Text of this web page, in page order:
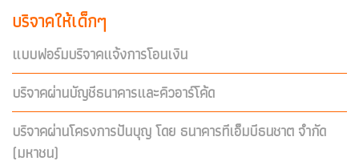
บริจาคให้เด็กๆ
แบบฟอร์มบริจาคแจ้งการโอนเงิน
บริจาคผ่านบัญชีธนาคารและคิวอาร์โค้ด
บริจาคผ่านโครงการปันบุญ โดย ธนาคารทีเอ็มบีธนชาต จำกัด
(มหาชน)